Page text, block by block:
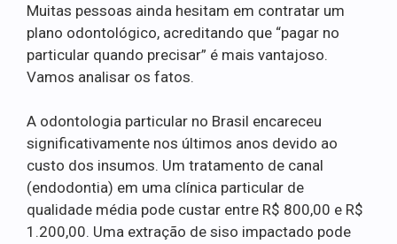
Muitas pessoas ainda hesitam em contratar um
plano odontológico, acreditando que “pagar no
particular quando precisar” é mais vantajoso.
Vamos analisar os fatos.
A odontologia particular no Brasil encareceu
significativamente nos últimos anos devido ao
custo dos insumos. Um tratamento de canal
(endodontia) em uma clínica particular de
qualidade média pode custar entre R$ 800,00 e R$
1.200,00. Uma extração de siso impactado pode